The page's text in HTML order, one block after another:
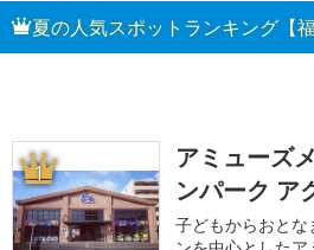
夏の人気スポットランキング【福
1
アミューズ
ンパーク ア
子どもからおとな